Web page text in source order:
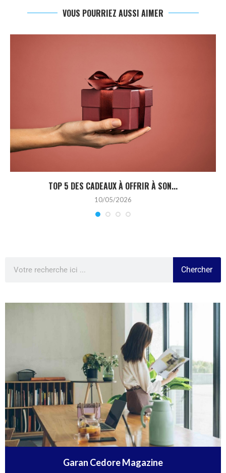
VOUS POURRIEZ AUSSI AIMER
TOP 5 DES CADEAUX À OFFRIR À SON...
10/05/2026
Chercher
Garan Cedore Magazine